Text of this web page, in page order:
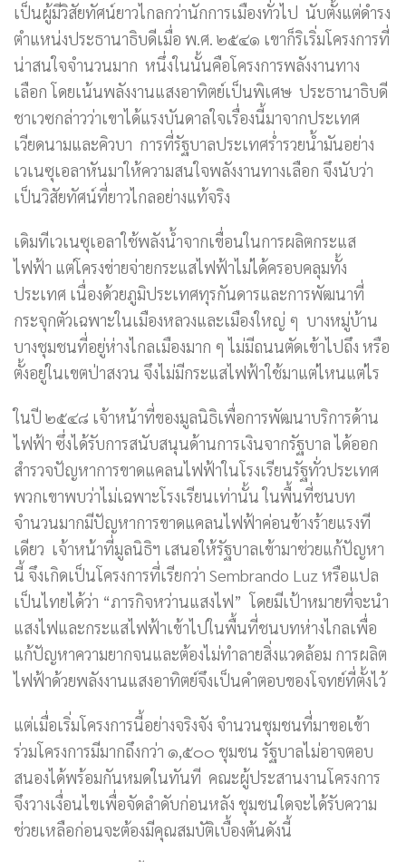
เป็นผู้มีวิสัยทัศน์ยาวไกลกว่านักการเมืองทั่วไป นับตั้งแต่ดำรง
ตำแหน่งประธานาธิบดีเมื่อ พ.ศ. ๒๕๔๑ เขาก็ริเริ่มโครงการที่
น่าสนใจจำนวนมาก หนึ่งในนั้นคือโครงการพลังงานทาง
เลือก โดยเน้นพลังงานแสงอาทิตย์เป็นพิเศษ ประธานาธิบดี
ชาเวซกล่าวว่าเขาได้แรงบันดาลใจเรื่องนี้มาจากประเทศ
เวียดนามและคิวบา การที่รัฐบาลประเทศร่ำรวยน้ำมันอย่าง
เวเนซุเอลาหันมาให้ความสนใจพลังงานทางเลือก จึงนับว่า
เป็นวิสัยทัศน์ที่ยาวไกลอย่างแท้จริง
เดิมทีเวเนซุเอลาใช้พลังน้ำจากเขื่อนในการผลิตกระแส
ไฟฟ้า แต่โครงข่ายจ่ายกระแสไฟฟ้าไม่ได้ครอบคลุมทั้ง
ประเทศ เนื่องด้วยภูมิประเทศทุรกันดารและการพัฒนาที่
กระจุกตัวเฉพาะในเมืองหลวงและเมืองใหญ่ ๆ บางหมู่บ้าน
บางชุมชนที่อยู่ห่างไกลเมืองมาก ๆ ไม่มีถนนตัดเข้าไปถึง หรือ
ตั้งอยู่ในเขตป่าสงวน จึงไม่มีกระแสไฟฟ้าใช้มาแต่ไหนแต่ไร
ในปี ๒๕๔๘ เจ้าหน้าที่ของมูลนิธิเพื่อการพัฒนาบริการด้าน
ไฟฟ้า ซึ่งได้รับการสนับสนุนด้านการเงินจากรัฐบาล ได้ออก
สำรวจปัญหาการขาดแคลนไฟฟ้าในโรงเรียนรัฐทั่วประเทศ
พวกเขาพบว่าไม่เฉพาะโรงเรียนเท่านั้น ในพื้นที่ชนบท
จำนวนมากมีปัญหาการขาดแคลนไฟฟ้าค่อนข้างร้ายแรงที
เดียว เจ้าหน้าที่มูลนิธิฯ เสนอให้รัฐบาลเข้ามาช่วยแก้ปัญหา
นี้ จึงเกิดเป็นโครงการที่เรียกว่า Sembrando Luz หรือแปล
เป็นไทยได้ว่า “ภารกิจหว่านแสงไฟ” โดยมีเป้าหมายที่จะนำ
แสงไฟและกระแสไฟฟ้าเข้าไปในพื้นที่ชนบทห่างไกลเพื่อ
แก้ปัญหาความยากจนและต้องไม่ทำลายสิ่งแวดล้อม การผลิต
ไฟฟ้าด้วยพลังงานแสงอาทิตย์จึงเป็นคำตอบของโจทย์ที่ตั้งไว้
แต่เมื่อเริ่มโครงการนี้อย่างจริงจัง จำนวนชุมชนที่มาขอเข้า
ร่วมโครงการมีมากถึงกว่า ๑,๕๐๐ ชุมชน รัฐบาลไม่อาจตอบ
สนองได้พร้อมกันหมดในทันที คณะผู้ประสานงานโครงการ
จึงวางเงื่อนไขเพื่อจัดลำดับก่อนหลัง ชุมชนใดจะได้รับความ
ช่วยเหลือก่อนจะต้องมีคุณสมบัติเบื้องต้นดังนี้